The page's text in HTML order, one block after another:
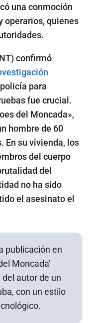
una conmoción
operarios, quienes
confirmó
para
fue crucial.
del Moncada»,
hombre de 60
En su vivienda, los
del cuerpo
del
no ha sido
el asesinato el